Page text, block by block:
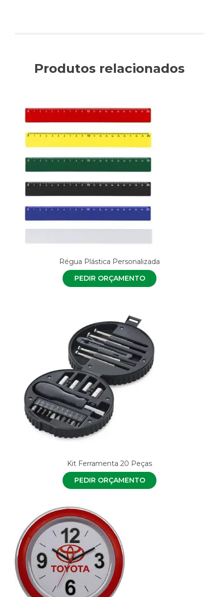
Produtos relacionados
Régua Plástica Personalizada
PEDIR ORÇAMENTO
Kit Ferramenta 20 Peças
PEDIR ORÇAMENTO